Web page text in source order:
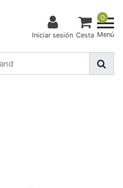
Iniciar sesión
0
Cesta Menú